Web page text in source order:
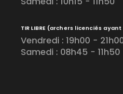
TIR LIBRE (archers licenciés
Vendredi : 19h00 -
Samedi : 08h45 - 11h50